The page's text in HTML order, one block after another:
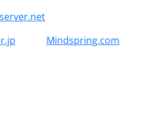
Mindspring.com